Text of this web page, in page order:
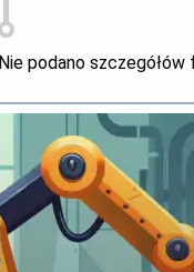
Nie podano